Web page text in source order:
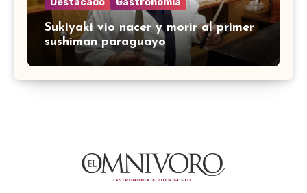
Destacado Gastronomía
Sukiyaki vio nacer y morir al primer
sushiman paraguayo